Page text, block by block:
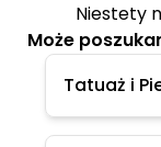
Niestety
Może
Tatuaż i